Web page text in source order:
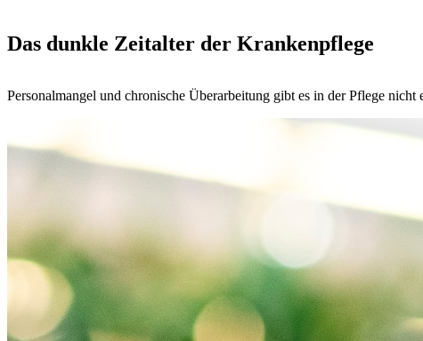
Das dunkle Zeitalter der Krankenpflege
Personalmangel und chronische Überarbeitung gibt es in der Pflege